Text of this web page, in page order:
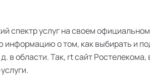
спектр услуг на своем
о том, как выбирать и
в области. Так, rt сайт